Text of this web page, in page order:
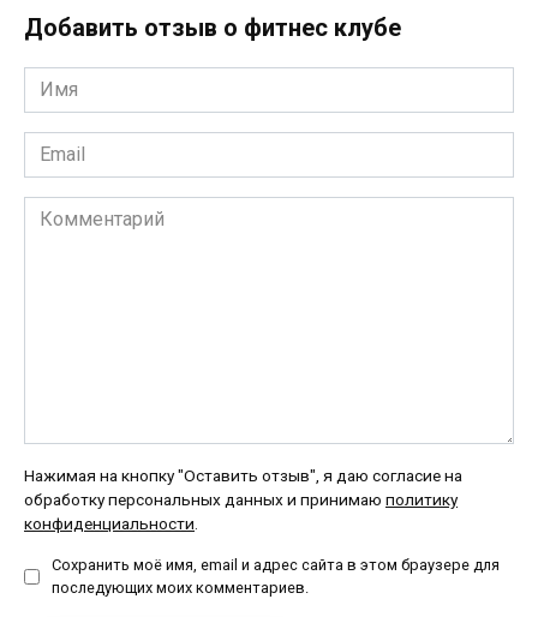
Добавить отзыв о фитнес клубе
Имя
*
Email
*
Комментарий
Нажимая на кнопку "Оставить отзыв", я даю согласие на
обработку персональных данных и принимаю политику
конфиденциальности.
Сохранить моё имя, email и адрес сайта в этом браузере для
последующих моих комментариев.